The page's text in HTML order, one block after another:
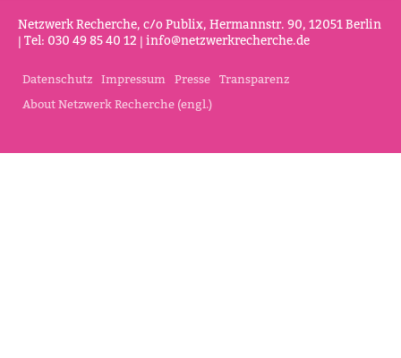
Netz­werk Recherche, c/o Publix, Her­mannstr. 90, 12051 Berlin
| Tel: 030 49 85 40 12 | info@netz­werk­re­cherche.de
Datenschutz Impressum Presse Transparenz
About Netzwerk Recherche (engl.)